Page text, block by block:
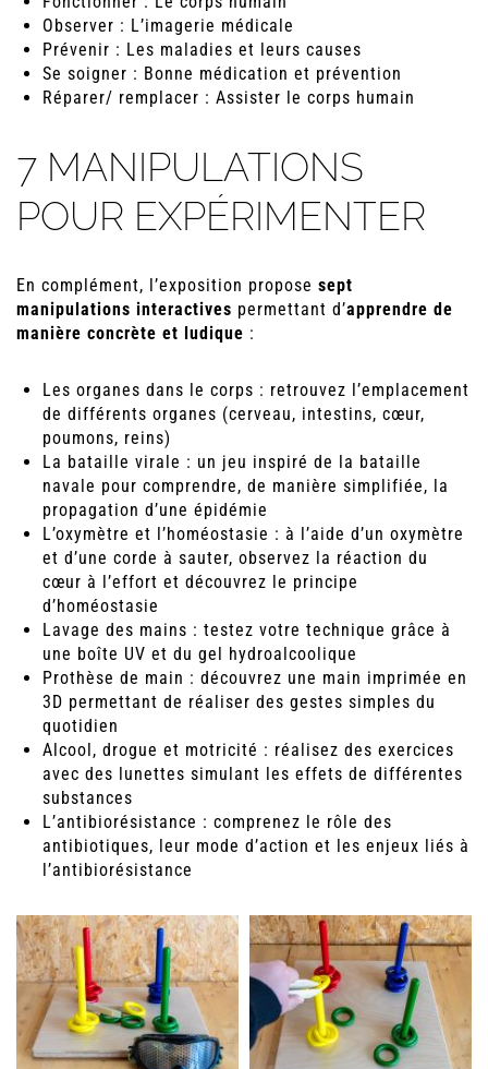
Observer : L’imagerie médicale
Prévenir : Les maladies et leurs causes
Se soigner : Bonne médication et prévention
Réparer/ remplacer : Assister le corps humain
7 MANIPULATIONS
POUR EXPÉRIMENTER
En complément, l’exposition propose sept
manipulations interactives permettant d’apprendre de
manière concrète et ludique :
Les organes dans le corps : retrouvez l’emplacement
de différents organes (cerveau, intestins, cœur,
poumons, reins)
La bataille virale : un jeu inspiré de la bataille
navale pour comprendre, de manière simplifiée, la
propagation d’une épidémie
L’oxymètre et l’homéostasie : à l’aide d’un oxymètre
et d’une corde à sauter, observez la réaction du
cœur à l’effort et découvrez le principe
d’homéostasie
Lavage des mains : testez votre technique grâce à
une boîte UV et du gel hydroalcoolique
Prothèse de main : découvrez une main imprimée en
3D permettant de réaliser des gestes simples du
quotidien
Alcool, drogue et motricité : réalisez des exercices
avec des lunettes simulant les effets de différentes
substances
L’antibiorésistance : comprenez le rôle des
antibiotiques, leur mode d’action et les enjeux liés à
l’antibiorésistance